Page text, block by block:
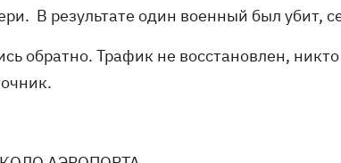
В результате один военный был убит,
обратно. Трафик не восстановлен,